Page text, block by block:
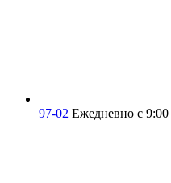
97-02 Ежедневно с 9:00